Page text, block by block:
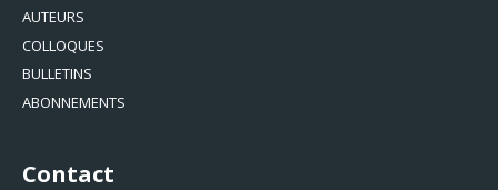
AUTEURS
COLLOQUES
BULLETINS
ABONNEMENTS
Contact